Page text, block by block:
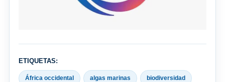
ETIQUETAS:
África occidental algas marinas biodiversidad